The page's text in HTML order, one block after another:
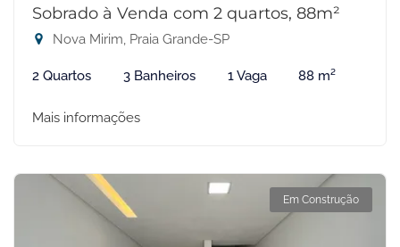
Sobrado à Venda com 2 quartos, 88m²
Nova Mirim, Praia Grande-SP
2 Quartos 3 Banheiros 1 Vaga 88 m²
Mais informações
Em Construção